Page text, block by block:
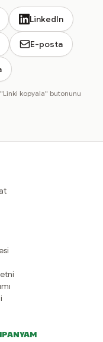
LinkedIn
E-posta
kopyala" butonunu